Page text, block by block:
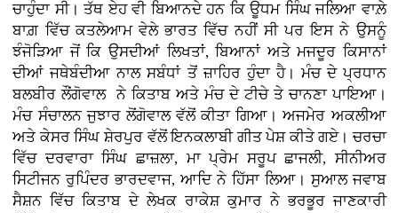
ਚਾਹੁੰਦਾ ਸੀ। ਤੱਥ ਏਹ ਵੀ ਬਿਆਨਦੇ ਹਨ ਕਿ ਊਧਮ ਸਿੰਘ ਜਲਿਆ ਵਾਲ਼ੇ
ਬਾਗ਼ ਵਿੱਚ ਕਤਲੇਆਮ ਵੇਲੇ ਭਾਰਤ ਵਿੱਚ ਨਹੀਂ ਸੀ ਪਰ ਇਸ ਨੇ ਉਸਨੂੰ
ਝੰਜੋੜਿਆ ਜੋਂ ਕਿ ਉਸਦੀਆਂ ਲਿਖਤਾਂ, ਬਿਆਨਾਂ ਅਤੇ ਮਜਦੂਰ ਕਿਸਾਨਾਂ
ਦੀਆਂ ਜਥੇਬੰਦੀਆ ਨਾਲ ਸਬੰਧਾਂ ਤੋਂ ਜ਼ਾਹਿਰ ਹੁੰਦਾ ਹੈ। ਮੰਚ ਦੇ ਪ੍ਰਧਾਨ
ਬਲਬੀਰ ਲੌਂਗੋਵਾਲ ਨੇ ਕਿਤਾਬ ਅਤੇ ਮੰਚ ਦੇ ਟੀਚੇ ਤੇ ਚਾਨਣਾ ਪਾਇਆ।
ਮੰਚ ਸੰਚਾਲਨ ਜੁਝਾਰ ਲੋਂਗੋਵਾਲ ਵੱਲੋਂ ਕੀਤਾ ਗਿਆ। ਅਜਮੇਰ ਅਕਲੀਆ
ਅਤੇ ਕੇਸਰ ਸਿੰਘ ਸ਼ੇਰਪੁਰ ਵੱਲੋਂ ਇਨਕਲਾਬੀ ਗੀਤ ਪੇਸ਼ ਕੀਤੇ ਗਏ। ਚਰਚਾ
ਵਿੱਚ ਦਰਵਾਰਾ ਸਿੰਘ ਛਾਜ਼ਲਾ, ਮਾ ਪ੍ਰੇਮ ਸਰੂਪ ਛਾਜਲੀ, ਸੀਨੀਅਰ
ਸਿਟੀਜਨ ਰੁਪਿੰਦਰ ਭਾਰਦਵਾਜ, ਆਦਿ ਨੇ ਹਿੱਸਾ ਲਿਆ। ਸੁਆਲ ਜਵਾਬ
ਸੈਸ਼ਨ ਵਿੱਚ ਕਿਤਾਬ ਦੇ ਲੇਖਕ ਰਾਕੇਸ਼ ਕੁਮਾਰ ਨੇ ਭਰਭੂਰ ਜਾਣਕਾਰੀ